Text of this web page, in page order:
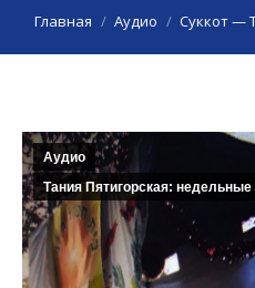
Вы здесь:
Главная Аудио Суккот —
Аудио
Тания Пятигорская: